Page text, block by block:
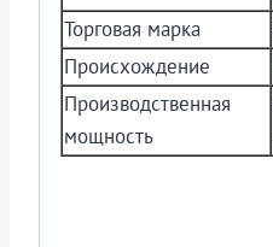
Торговая марка
Происхождение
Производственная
мощность